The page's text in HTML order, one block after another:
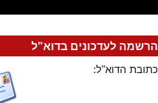
הרשמה לעדכונים בדוא"ל
כתובת הדוא"ל: